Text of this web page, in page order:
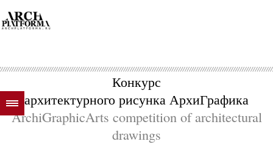
Конкурс
архитектурного рисунка АрхиГрафика
ArchiGraphicArts competition of architectural
drawings